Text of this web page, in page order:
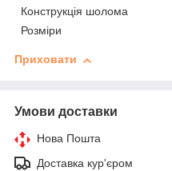
Конструкція шолома
Розміри
Приховати
Умови доставки
Нова Пошта
Доставка кур'єром